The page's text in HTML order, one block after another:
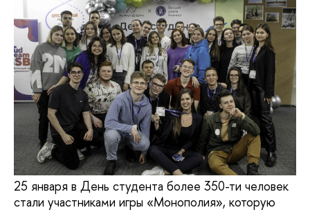
25 января в День студента более 350-ти человек
стали участниками игры «Монополия», которую